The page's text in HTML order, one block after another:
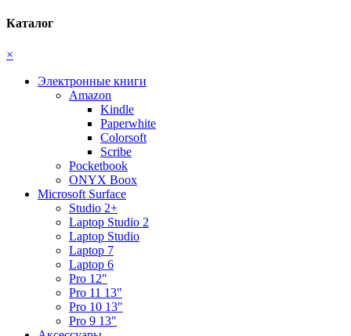
Каталог
×
Электронные книги
Amazon
Kindle
Paperwhite
Colorsoft
Scribe
Pocketbook
ONYX Boox
Microsoft Surface
Studio 2+
Laptop Studio 2
Laptop Studio
Laptop 7
Laptop 6
Pro 12"
Pro 11 13"
Pro 10 13"
Pro 9 13"